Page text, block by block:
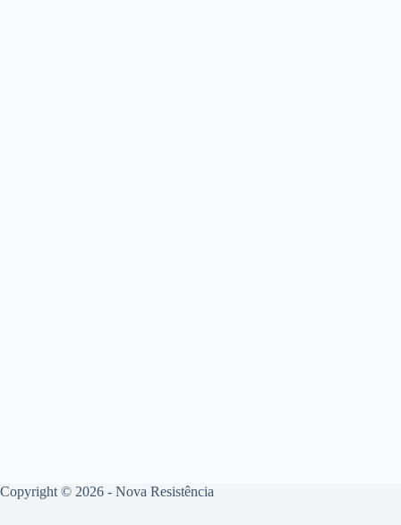
Copyright © 2026 - Nova Resistência